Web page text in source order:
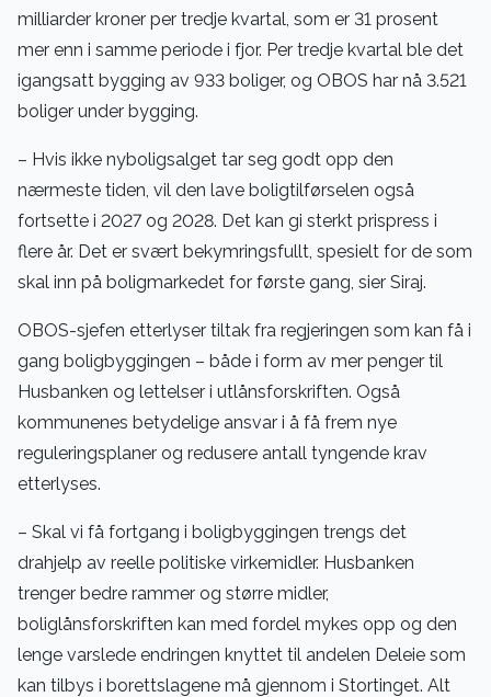
milliarder kroner per tredje kvartal, som er 31 prosent
mer enn i samme periode i fjor. Per tredje kvartal ble det
igangsatt bygging av 933 boliger, og OBOS har nå 3.521
boliger under bygging.
– Hvis ikke nyboligsalget tar seg godt opp den
nærmeste tiden, vil den lave boligtilførselen også
fortsette i 2027 og 2028. Det kan gi sterkt prispress i
flere år. Det er svært bekymringsfullt, spesielt for de som
skal inn på boligmarkedet for første gang, sier Siraj.
OBOS-sjefen etterlyser tiltak fra regjeringen som kan få i
gang boligbyggingen – både i form av mer penger til
Husbanken og lettelser i utlånsforskriften. Også
kommunenes betydelige ansvar i å få frem nye
reguleringsplaner og redusere antall tyngende krav
etterlyses.
– Skal vi få fortgang i boligbyggingen trengs det
drahjelp av reelle politiske virkemidler. Husbanken
trenger bedre rammer og større midler,
boliglånsforskriften kan med fordel mykes opp og den
lenge varslede endringen knyttet til andelen Deleie som
kan tilbys i borettslagene må gjennom i Stortinget. Alt